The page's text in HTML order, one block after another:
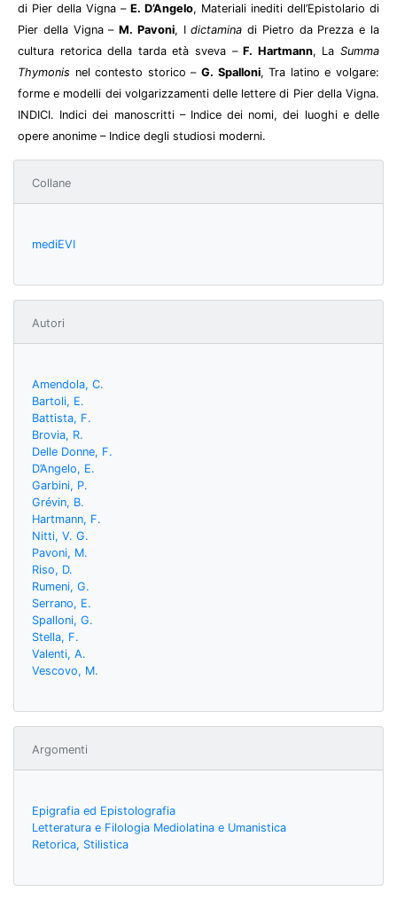
di Pier della Vigna – E. D’Angelo, Materiali inediti dell’Epistolario di
Pier della Vigna –M. Pavoni, Idictaminadi Pietro da Prezza e la
cultura retorica della tarda età sveva –F. Hartmann, LaSumma
Thymonis nel contesto storico – G. Spalloni, Tra latino e volgare:
forme e modelli dei volgarizzamenti delle lettere di Pier della Vigna.
INDICI. Indici dei manoscritti – Indice dei nomi, dei luoghi e delle
opere anonime – Indice degli studiosi moderni.
Collane
mediEVI
Autori
Amendola, C.
Bartoli, E.
Battista, F.
Brovia, R.
Delle Donne, F.
D’Angelo, E.
Garbini, P.
Grévin, B.
Hartmann, F.
Nitti, V. G.
Pavoni, M.
Riso, D.
Rumeni, G.
Serrano, E.
Spalloni, G.
Stella, F.
Valenti, A.
Vescovo, M.
Argomenti
Epigrafia ed Epistolografia
Letteratura e Filologia Mediolatina e Umanistica
Retorica, Stilistica